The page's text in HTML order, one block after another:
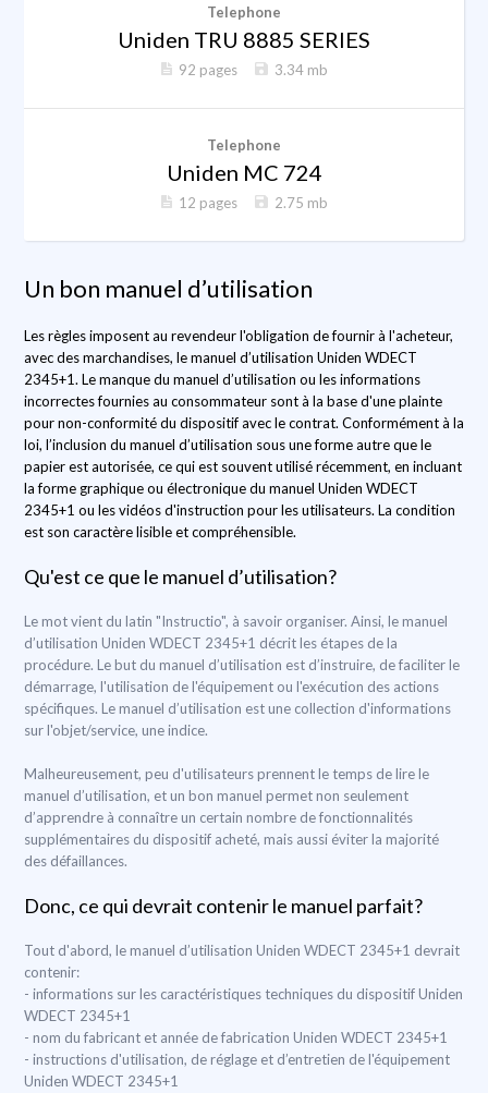
Telephone
Uniden TRU 8885 SERIES
92 pages 3.34 mb
Telephone
Uniden MC 724
12 pages 2.75 mb
Un bon manuel d’utilisation
Les règles imposent au revendeur l'obligation de fournir à l'acheteur,
avec des marchandises, le manuel d’utilisation Uniden WDECT
2345+1. Le manque du manuel d’utilisation ou les informations
incorrectes fournies au consommateur sont à la base d'une plainte
pour non-conformité du dispositif avec le contrat. Conformément à la
loi, l’inclusion du manuel d’utilisation sous une forme autre que le
papier est autorisée, ce qui est souvent utilisé récemment, en incluant
la forme graphique ou électronique du manuel Uniden WDECT
2345+1 ou les vidéos d'instruction pour les utilisateurs. La condition
est son caractère lisible et compréhensible.
Qu'est ce que le manuel d’utilisation?
Le mot vient du latin "Instructio", à savoir organiser. Ainsi, le manuel
d’utilisation Uniden WDECT 2345+1 décrit les étapes de la
procédure. Le but du manuel d’utilisation est d’instruire, de faciliter le
démarrage, l'utilisation de l'équipement ou l'exécution des actions
spécifiques. Le manuel d’utilisation est une collection d'informations
sur l'objet/service, une indice.
Malheureusement, peu d'utilisateurs prennent le temps de lire le
manuel d’utilisation, et un bon manuel permet non seulement
d’apprendre à connaître un certain nombre de fonctionnalités
supplémentaires du dispositif acheté, mais aussi éviter la majorité
des défaillances.
Donc, ce qui devrait contenir le manuel parfait?
Tout d'abord, le manuel d’utilisation Uniden WDECT 2345+1 devrait
contenir:
- informations sur les caractéristiques techniques du dispositif Uniden
WDECT 2345+1
- nom du fabricant et année de fabrication Uniden WDECT 2345+1
- instructions d'utilisation, de réglage et d’entretien de l'équipement
Uniden WDECT 2345+1